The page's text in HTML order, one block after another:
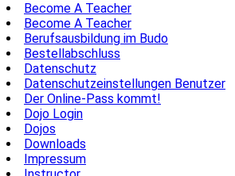
Become A Teacher
Become A Teacher
Berufsausbildung im Budo
Bestellabschluss
Datenschutz
Datenschutzeinstellungen Benutzer
Der Online-Pass kommt!
Dojo Login
Dojos
Downloads
Impressum